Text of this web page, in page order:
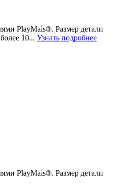
PlayMais®. Размер детали
10... Узнать подробнее
PlayMais®. Размер детали